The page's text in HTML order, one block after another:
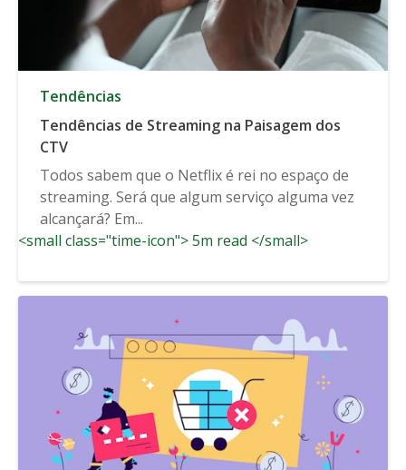
Tendências
Tendências de Streaming na Paisagem dos
CTV
Todos sabem que o Netflix é rei no espaço de
streaming. Será que algum serviço alguma vez
alcançará? Em...
<small class="time-icon"> 5m read </small>